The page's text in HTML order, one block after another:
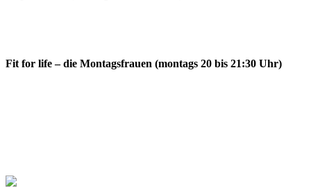
Fit for life – die Montagsfrauen (montags 20 bis 21:30 Uhr)